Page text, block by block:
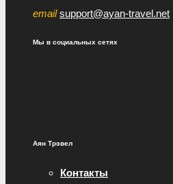
email support@ayan-travel.net
Мы в социальных сетях
Аян Трэвел
Контакты